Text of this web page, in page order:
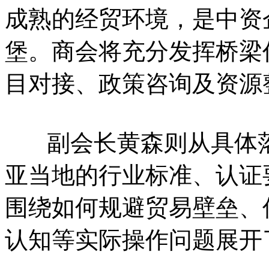
成熟的经贸环境，是中
堡。商会将充分发挥桥
目对接、政策咨询及资
副会长黄森则从具体
亚当地的行业标准、认
围绕如何规避贸易壁垒
认知等实际操作问题展